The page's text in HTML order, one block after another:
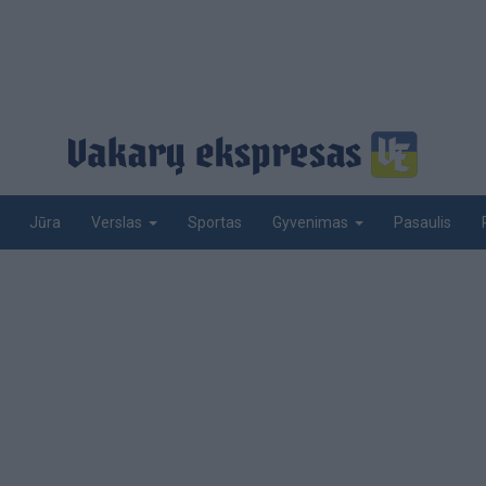
Jūra Verslas Sportas Gyvenimas Pasaulis